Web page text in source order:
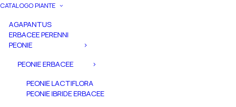
CATALOGO PIANTE
AGAPANTUS
ERBACEE PERENNI
PEONIE
PEONIE ERBACEE
PEONIE LACTIFLORA
PEONIE IBRIDE ERBACEE